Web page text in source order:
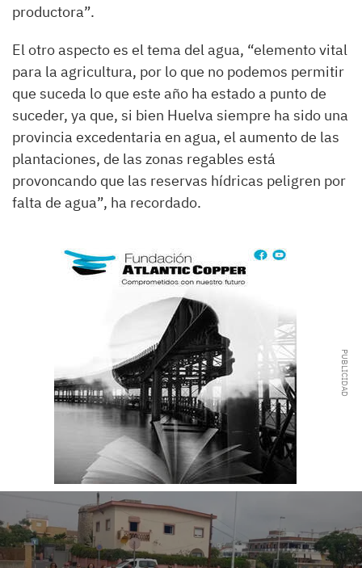
productora”.
El otro aspecto es el tema del agua, “elemento vital
para la agricultura, por lo que no podemos permitir
que suceda lo que este año ha estado a punto de
suceder, ya que, si bien Huelva siempre ha sido una
provincia excedentaria en agua, el aumento de las
plantaciones, de las zonas regables está
provoncando que las reservas hídricas peligren por
falta de agua”, ha recordado.